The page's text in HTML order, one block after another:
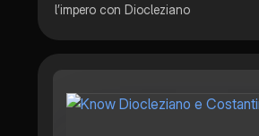
l’impero con Diocleziano